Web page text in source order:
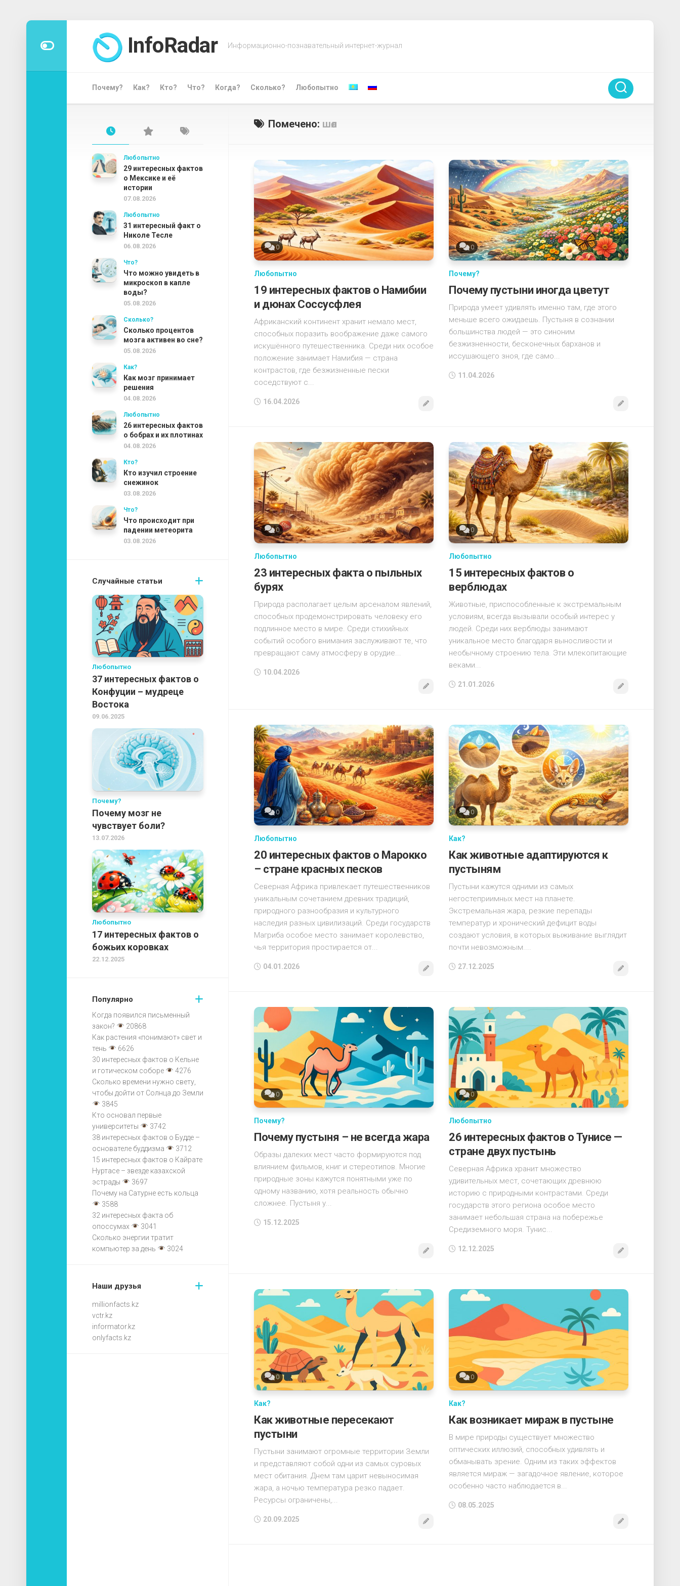
Перейти
содержанию
InfoRadar Информационно-познавательный интернет-журнал
Почему? Как? Кто? Что? Когда? Сколько? Любопытно
Помечено: шөл
0
Любопытно
19 интересных фактов о Намибии
и дюнах Соссусфлея
Африканский континент хранит немало мест,
способных поразить воображение даже самого
искушённого путешественника. Среди них особое
положение занимает Намибия — страна
контрастов, где безжизненные пески
соседствуют с...
16.04.2026
0
Почему?
Почему пустыни иногда цветут
Природа умеет удивлять именно там, где этого
меньше всего ожидаешь. Пустыня в сознании
большинства людей — это синоним
безжизненности, бесконечных барханов и
иссушающего зноя, где само...
11.04.2026
0
Любопытно
23 интересных факта о пыльных
бурях
Природа располагает целым арсеналом явлений,
способных продемонстрировать человеку его
подлинное место в мире. Среди стихийных
событий особого внимания заслуживают те, что
превращают саму атмосферу в орудие...
10.04.2026
0
Любопытно
15 интересных фактов о
верблюдах
Животные, приспособленные к экстремальным
условиям, всегда вызывали особый интерес у
людей. Среди них верблюды занимают
уникальное место благодаря выносливости и
необычному строению тела. Эти млекопитающие
веками...
21.01.2026
0
Любопытно
20 интересных фактов о Марокко
– стране красных песков
Северная Африка привлекает путешественников
уникальным сочетанием древних традиций,
природного разнообразия и культурного
наследия разных цивилизаций. Среди государств
Магриба особое место занимает королевство,
чья территория простирается от...
04.01.2026
0
Как?
Как животные адаптируются к
пустыням
Пустыни кажутся одними из самых
негостеприимных мест на планете.
Экстремальная жара, резкие перепады
температур и хронический дефицит воды
создают условия, в которых выживание выглядит
почти невозможным....
27.12.2025
0
Почему?
Почему пустыня – не всегда жара
Образы далеких мест часто формируются под
влиянием фильмов, книг и стереотипов. Многие
природные зоны кажутся понятными уже по
одному названию, хотя реальность обычно
сложнее. Пустыня у...
15.12.2025
0
Любопытно
26 интересных фактов о Тунисе —
стране двух пустынь
Северная Африка хранит множество
удивительных мест, сочетающих древнюю
историю с природными контрастами. Среди
государств этого региона особое место
занимает небольшая страна на побережье
Средиземного моря. Тунис...
12.12.2025
0
Как?
Как животные пересекают
пустыни
Пустыни занимают огромные территории Земли
и представляют собой одни из самых суровых
мест обитания. Днем там царит невыносимая
жара, а ночью температура резко падает.
Ресурсы ограничены,...
20.09.2025
0
Как?
Как возникает мираж в пустыне
В мире природы существует множество
оптических иллюзий, способных удивлять и
обманывать зрение. Одним из таких эффектов
является мираж — загадочное явление, которое
особенно часто наблюдается в...
08.05.2025
Любопытно
29 интересных фактов
о Мексике и её
истории
07.08.2026
Любопытно
31 интересный факт о
Николе Тесле
06.08.2026
Что?
Что можно увидеть в
микроскоп в капле
воды?
05.08.2026
Сколько?
Сколько процентов
мозга активен во сне?
05.08.2026
Как?
Как мозг принимает
решения
04.08.2026
Любопытно
26 интересных фактов
о бобрах и их плотинах
04.08.2026
Кто?
Кто изучил строение
снежинок
03.08.2026
Что?
Что происходит при
падении метеорита
03.08.2026
Случайные статьи
Любопытно
37 интересных фактов о
Конфуции – мудреце
Востока
09.06.2025
Почему?
Почему мозг не
чувствует боли?
13.07.2026
Любопытно
17 интересных фактов о
божьих коровках
22.12.2025
Популярно
Когда появился письменный
закон?
20868
Как растения «понимают» свет и
тень
6626
30 интересных фактов о Кельне
и готическом соборе
4276
Сколько времени нужно свету,
чтобы дойти от Солнца до Земли
3845
Кто основал первые
университеты
3742
38 интересных фактов о Будде –
основателе буддизма
3712
15 интересных фактов о Кайрате
Нуртасе – звезде казахской
эстрады
3697
Почему на Сатурне есть кольца
3588
32 интересных факта об
опоссумах
3041
Сколько энергии тратит
компьютер за день
3024
Наши друзья
millionfacts.kz
vctr.kz
informator.kz
onlyfacts.kz